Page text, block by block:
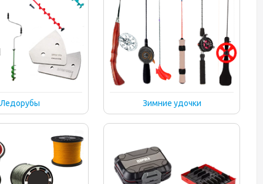
Ледорубы Зимние удочки